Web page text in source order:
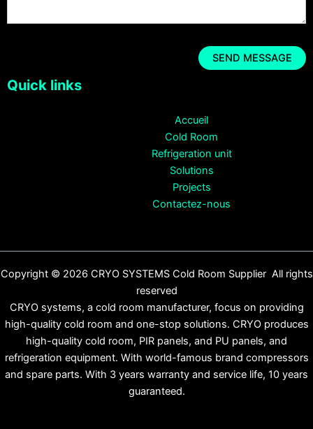
Quick links
Accueil
Cold Room
Refrigeration unit
Solutions
Projects
Contactez-nous
Copyright © 2026 CRYO SYSTEMS Cold Room Supplier All rights
reserved
CRYO systems, a cold room manufacturer, focus on providing
high-quality cold room and one-stop solutions. CRYO produces
high-quality cold room, PIR panels, and PU panels, and
refrigeration equipment. With world-famous brand compressors
and spare parts. With 3 years warranty and service life, 10 years
guaranteed.